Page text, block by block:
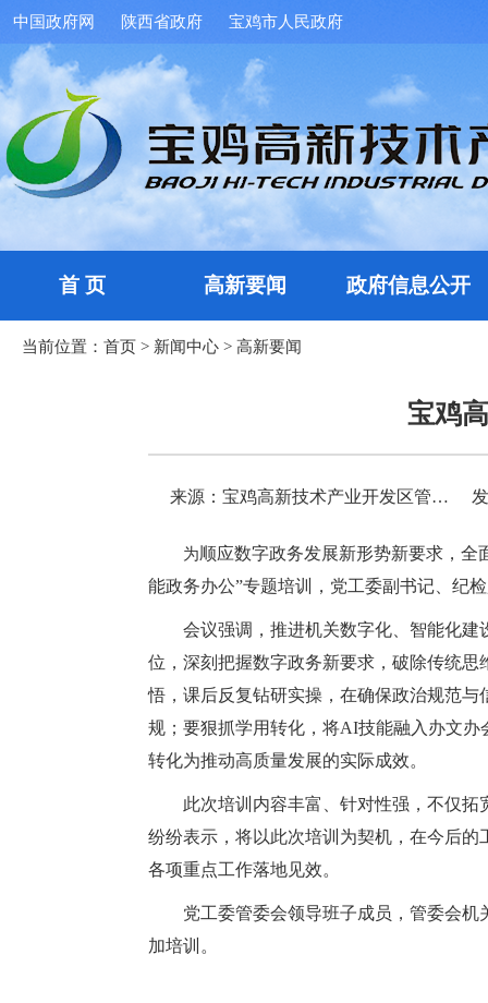
中国政府网 陕西省政府 宝鸡市人民政府
首 页 高新要闻 政府信息公开
当前位置： 首页 > 新闻中心 > 高新要闻
宝鸡
来源：宝鸡高新技术产业开发区管理委员会
为顺应数字政务发展新形势新要求，全
能政务办公”专题培训，党工委副书记、纪
会议强调，推进机关数字化、智能化
位，深刻把握数字政务新要求，破除传统
悟，课后反复钻研实操，在确保政治规范
规；要狠抓学用转化，将AI技能融入办文
转化为推动高质量发展的实际成效。
此次培训内容丰富、针对性强，不仅
纷纷表示，将以此次培训为契机，在今后
各项重点工作落地见效。
党工委管委会领导班子成员，管委会
加培训。